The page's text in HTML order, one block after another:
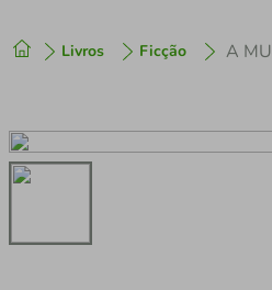
Livros Ficção
2º cafeteira